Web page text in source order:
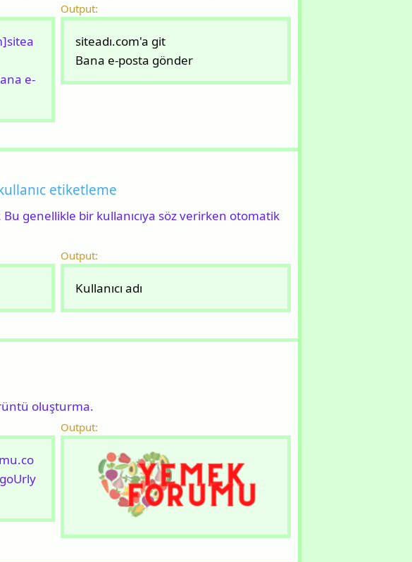
e-
Output:
siteadı.com'a git
Bana e-posta gönder
etiketleme
Bu genellikle bir kullanıcıya söz verirken otomatik
Output:
Kullanıcı adı
oluşturma.
Output: